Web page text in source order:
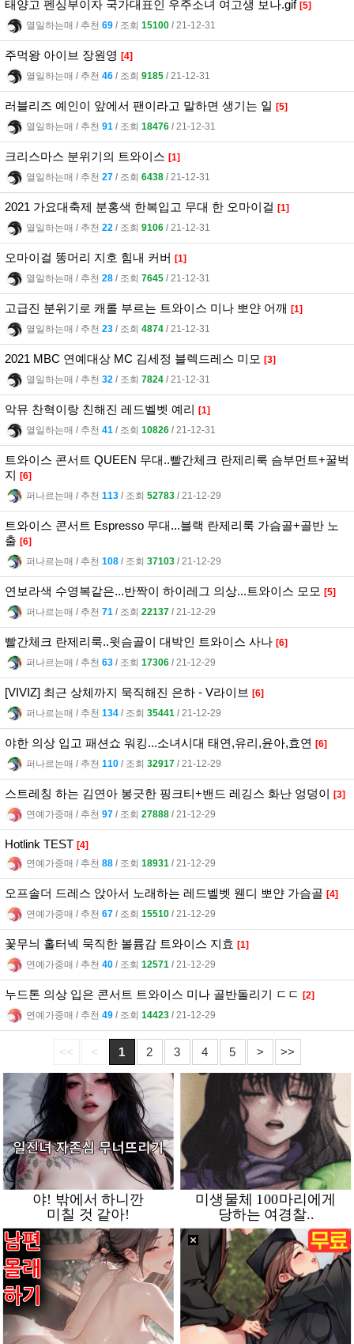
태양고 펜싱부이자 국가대표인 우주소녀 여고생 보나.gif [5]
열일하는매 l 추천 69 l 조회 15100 l 21-12-31
주먹왕 아이브 장원영 [4]
열일하는매 l 추천 46 l 조회 9185 l 21-12-31
러블리즈 예인이 앞에서 팬이라고 말하면 생기는 일 [5]
열일하는매 l 추천 91 l 조회 18476 l 21-12-31
크리스마스 분위기의 트와이스 [1]
열일하는매 l 추천 27 l 조회 6438 l 21-12-31
2021 가요대축제 분홍색 한복입고 무대 한 오마이걸 [1]
열일하는매 l 추천 22 l 조회 9106 l 21-12-31
오마이걸 똥머리 지호 힘내 커버 [1]
열일하는매 l 추천 28 l 조회 7645 l 21-12-31
고급진 분위기로 캐롤 부르는 트와이스 미나 뽀얀 어깨 [1]
열일하는매 l 추천 23 l 조회 4874 l 21-12-31
2021 MBC 연예대상 MC 김세정 블렉드레스 미모 [3]
열일하는매 l 추천 32 l 조회 7824 l 21-12-31
악뮤 찬혁이랑 친해진 레드벨벳 예리 [1]
열일하는매 l 추천 41 l 조회 10826 l 21-12-31
트와이스 콘서트 QUEEN 무대..빨간체크 란제리룩 슴부먼트+꿀벅
지 [6]
퍼나르는매 l 추천 113 l 조회 52783 l 21-12-29
트와이스 콘서트 Espresso 무대...블랙 란제리룩 가슴골+골반 노
출 [6]
퍼나르는매 l 추천 108 l 조회 37103 l 21-12-29
연보라색 수영복같은...반짝이 하이레그 의상...트와이스 모모 [5]
퍼나르는매 l 추천 71 l 조회 22137 l 21-12-29
빨간체크 란제리룩..윗슴골이 대박인 트와이스 사나 [6]
퍼나르는매 l 추천 63 l 조회 17306 l 21-12-29
[VIVIZ] 최근 상체까지 묵직해진 은하 - V라이브 [6]
퍼나르는매 l 추천 134 l 조회 35441 l 21-12-29
야한 의상 입고 패션쇼 워킹...소녀시대 태연,유리,윤아,효연 [6]
퍼나르는매 l 추천 110 l 조회 32917 l 21-12-29
스트레칭 하는 김연아 봉긋한 핑크티+밴드 레깅스 화난 엉덩이 [3]
연예가중매 l 추천 97 l 조회 27888 l 21-12-29
Hotlink TEST [4]
연예가중매 l 추천 88 l 조회 18931 l 21-12-29
오프솔더 드레스 앉아서 노래하는 레드벨벳 웬디 뽀얀 가슴골 [4]
연예가중매 l 추천 67 l 조회 15510 l 21-12-29
꽃무늬 홀터넥 묵직한 볼륨감 트와이스 지효 [1]
연예가중매 l 추천 40 l 조회 12571 l 21-12-29
누드톤 의상 입은 콘서트 트와이스 미나 골반돌리기 ㄷㄷ
[2]
연예가중매 l 추천 49 l 조회 14423 l 21-12-29
<< < 1 2 3 4 5 > >>